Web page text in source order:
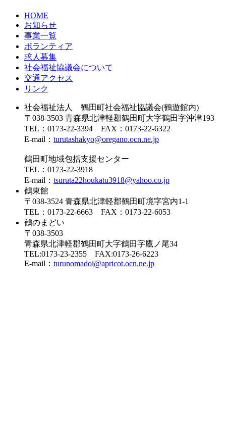
HOME
お知らせ
事業一覧
ボランティア
求人募集
社会福祉協議会について
交通アクセス
リンク
社会福祉法人 鶴田町社会福祉協議会(鶴遊館内)
〒038-3503 青森県北津軽郡鶴田町大字鶴田字沖津193
TEL：0173-22-3394 FAX：0173-22-6322
E-mail： turutashakyo@oregano.ocn.ne.jp
鶴田町地域包括支援センター
TEL：0173-22-3918
E-mail： tsuruta22houkatu3918@yahoo.co.jp
鶴東館
〒038-3524 青森県北津軽郡鶴田町境字宮内1-1
TEL：0173-22-6663 FAX：0173-22-6053
鶴のまどい
〒038-3503
青森県北津軽郡鶴田町大字鶴田字鷹ノ尾34
TEL:0173-23-2355 FAX:0173-26-6223
E-mail： turunomadoi@apricot.ocn.ne.jp